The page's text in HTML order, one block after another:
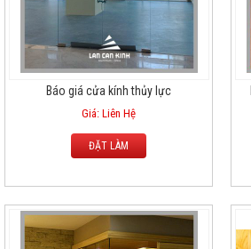
Báo giá cửa kính thủy lực
Giá: Liên Hệ
ĐẶT LÀM